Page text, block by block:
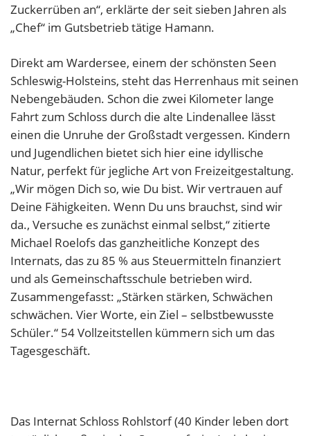
Zuckerrüben an“, erklärte der seit sieben Jahren als
„Chef“ im Gutsbetrieb tätige Hamann.
Direkt am Wardersee, einem der schönsten Seen
Schleswig-Holsteins, steht das Herrenhaus mit seinen
Nebengebäuden. Schon die zwei Kilometer lange
Fahrt zum Schloss durch die alte Lindenallee lässt
einen die Unruhe der Großstadt vergessen. Kindern
und Jugendlichen bietet sich hier eine idyllische
Natur, perfekt für jegliche Art von Freizeitgestaltung.
„Wir mögen Dich so, wie Du bist. Wir vertrauen auf
Deine Fähigkeiten. Wenn Du uns brauchst, sind wir
da., Versuche es zunächst einmal selbst,“ zitierte
Michael Roelofs das ganzheitliche Konzept des
Internats, das zu 85 % aus Steuermitteln finanziert
und als Gemeinschaftsschule betrieben wird.
Zusammengefasst: „Stärken stärken, Schwächen
schwächen. Vier Worte, ein Ziel – selbstbewusste
Schüler.“ 54 Vollzeitstellen kümmern sich um das
Tagesgeschäft.
Das Internat Schloss Rohlstorf (40 Kinder leben dort